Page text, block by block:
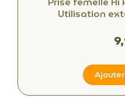
Utilisation